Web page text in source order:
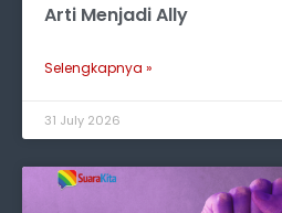
Arti Menjadi Ally
Selengkapnya »
31 July 2026